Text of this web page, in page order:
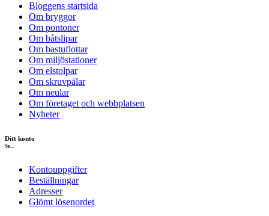
Bloggens startsida
Om bryggor
Om pontoner
Om båtslipar
Om bastuflottar
Om miljöstationer
Om elstolpar
Om skruvpålar
Om neular
Om företaget och webbplatsen
Nyheter
Ditt konto
Se...
Kontouppgifter
Beställningar
Adresser
Glömt lösenordet